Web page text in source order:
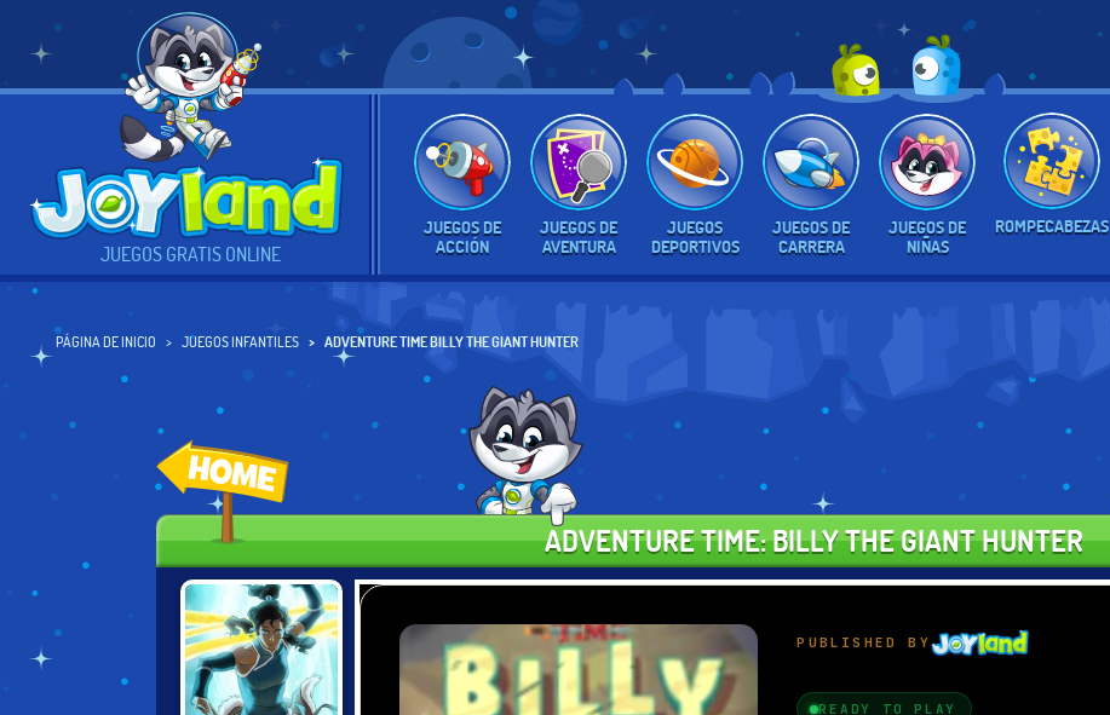
JUEGOS GRATIS ONLINE
JUEGOS DE
ACCIÓN
JUEGOS DE
AVENTURA
JUEGOS
DEPORTIVOS
JUEGOS DE
CARRERA
JUEGOS DE
NIÑAS
ROMPECABEZAS
PÁGINA DE INICIO JUEGOS INFANTILES ADVENTURE TIME BILLY THE GIANT HUNTER
ADVENTURE TIME: BILLY THE GIANT HUNTER